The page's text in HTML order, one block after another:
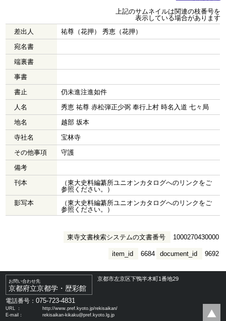
上記のサムネイルは関連の枝番号を
表示している場合があります
差出人
祐尊（花押） 秀恵（花押）
宛名書
端裏書
事書
書止
仍未進注進如件
人名
秀恵 祐尊 赤松弾正少弼 奉行上村 時名入道 七々局
地名
越部 坂本
寺社名
宝林寺
その他事項
守護
備考
刊本
（東大史料編纂所ユニオンカタログへのリンクをご
参照ください。）
影写本
（東大史料編纂所ユニオンカタログへのリンクをご
参照ください。）
東寺文書検索システムの文書番号 1000270430000
document_id 9692
item_id 6684
お問い合わせ先
京都府立京都学・歴彩館
京都市左京区下鴨半木町1番地29
電話番号：075-723-4831
URL ：
http://www.pref.kyoto.jp/rekisaikan/
E-mail：
rekisaikan-kikaku@pref.kyoto.lg.jp